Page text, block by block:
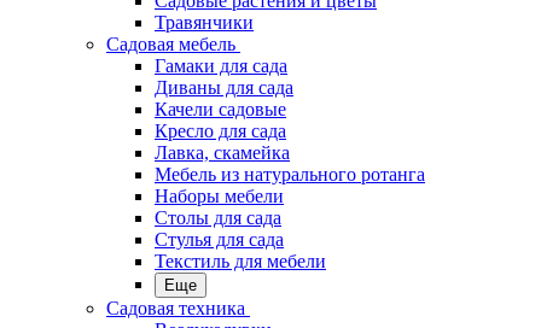
Травянчики
Садовая мебель
Гамаки для сада
Диваны для сада
Качели садовые
Кресло для сада
Лавка, скамейка
Мебель из натурального ротанга
Наборы мебели
Столы для сада
Стулья для сада
Текстиль для мебели
Еще
Садовая техника